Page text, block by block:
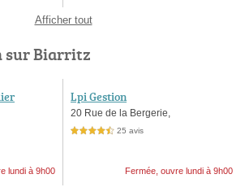
Afficher tout
sur Biarritz
lundi à 9h00
Lpi Gestion
20 Rue de la Bergerie,
4,5 étoiles sur 5 25 avis
Fermée, ouvre lundi à 9h00